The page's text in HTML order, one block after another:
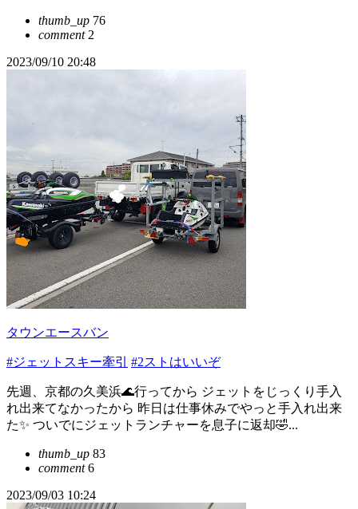
thumb_up 76
comment2
2023/09/10 20:48
タウンエースバン
#ジェットスキー牽引 #2ストはいいぞ
先週、京都の久美浜🌊行ってから ジェットをじっくり手入
れ出来てなかったから 昨日は仕事休みでやっと手入れ出来
た✨ ついでにジェットランチャーを息子に返却🤣...
thumb_up 83
comment6
2023/09/03 10:24